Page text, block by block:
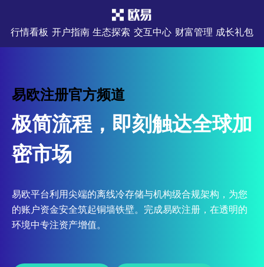
行情看板 开户指南 生态探索 交互中心 财富管理 成长礼包
易欧注册官方频道
极简流程，即刻触达全球加
密市场
易欧平台利用尖端的离线冷存储与机构级合规架构，为您
的账户资金安全筑起铜墙铁壁。完成易欧注册，在透明的
环境中专注资产增值。